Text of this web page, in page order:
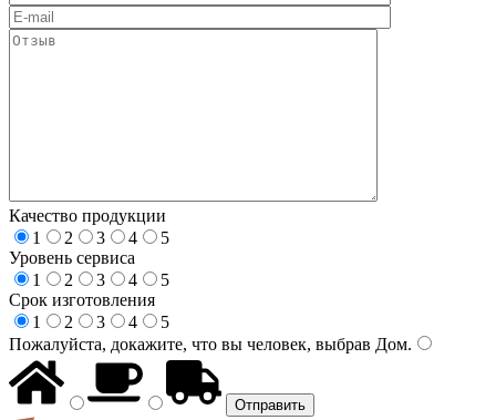
Качество продукции
1
2 3 4
5
Уровень сервиса
1
2 3 4
5
Срок изготовления
1
2 3 4
5
Пожалуйста, докажите, что вы человек, выбрав Дом.